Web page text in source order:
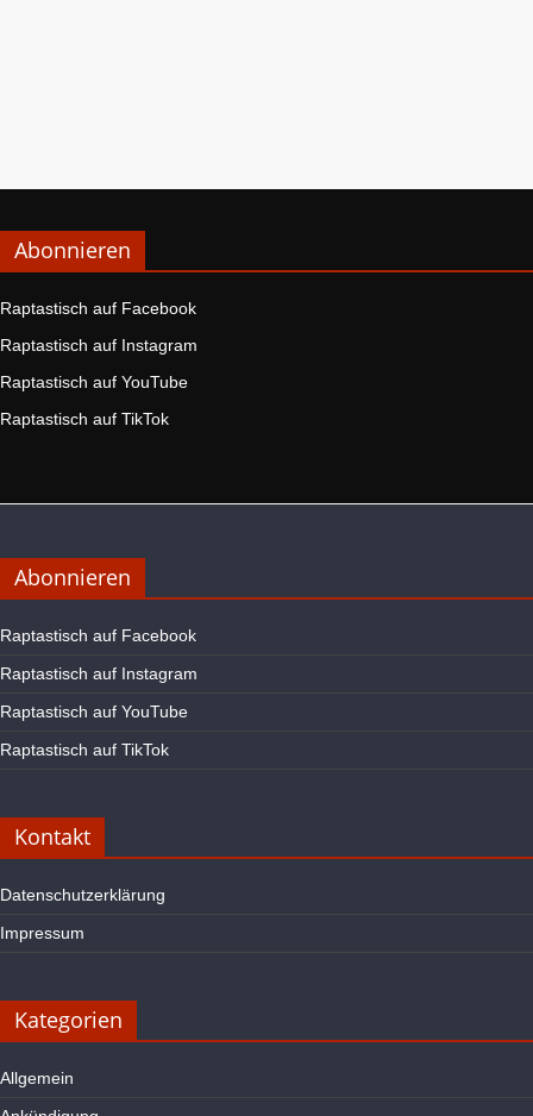
Abonnieren
Raptastisch auf Facebook
Raptastisch auf Instagram
Raptastisch auf YouTube
Raptastisch auf TikTok
Abonnieren
Raptastisch auf Facebook
Raptastisch auf Instagram
Raptastisch auf YouTube
Raptastisch auf TikTok
Kontakt
Datenschutzerklärung
Impressum
Kategorien
Allgemein